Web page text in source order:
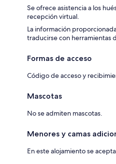
Se ofrece asistencia a los
recepción virtual.
La información
traducirse con herramientas
Formas de acceso
Código de acceso y
Mascotas
No se admiten mascotas.
Menores y camas
En este alojamiento se